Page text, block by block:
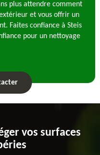
plus attendre comment
et vous offrir un
Faites confiance à Steis
pour un nettoyage
vos surfaces